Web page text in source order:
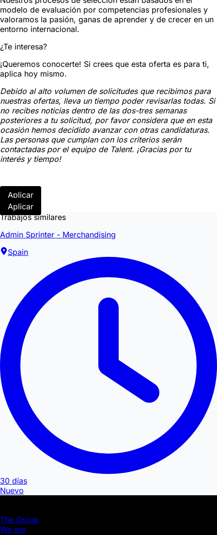
modelo de evaluación por competencias profesionales y
valoramos la pasión, ganas de aprender y de crecer en un
entorno internacional.
¿Te interesa?
¡Queremos conocerte! Si crees que esta oferta es para ti,
aplica hoy mismo.
Debido al alto volumen de solicitudes que recibimos para
nuestras ofertas, lleva un tiempo poder revisarlas todas. Si
no recibes noticias dentro de las dos-tres semanas
posteriores a tu solicitud, por favor considera que en esta
ocasión hemos decidido avanzar con otras candidaturas.
Las personas que cumplan con los criterios serán
contactadas por el equipo de Talent. ¡Gracias por tu
interés y tiempo!
Aplicar
Aplicar
Trabajos similares
Admin Sprinter - Merchandising
Spain
30 días
Nuevo
The Group
We are